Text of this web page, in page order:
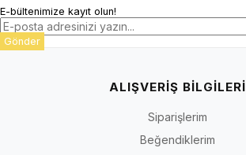
E-bültenimize kayıt olun!
Gönder
ALIŞVERİŞ BİLGİLERİ
Siparişlerim
Beğendiklerim